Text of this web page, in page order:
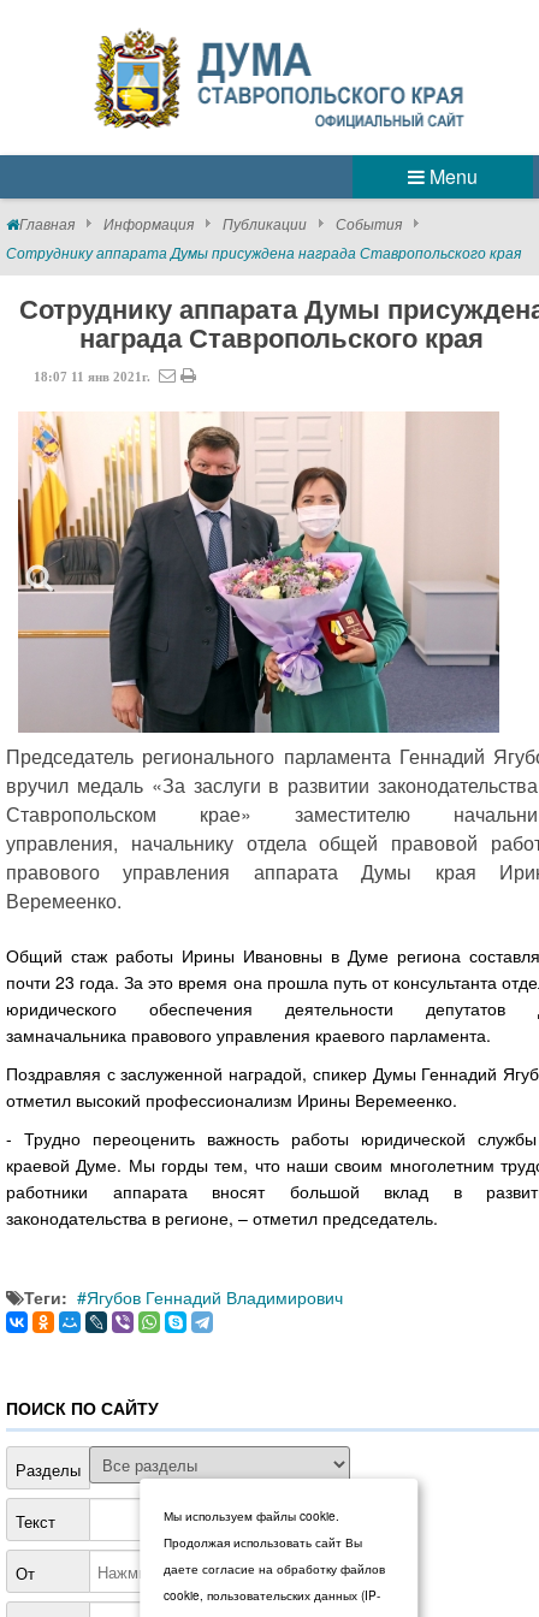
Menu
Главная Информация Публикации
События
Сотруднику аппарата Думы присуждена награда Ставропольского края
Сотруднику аппарата Думы
награда Ставропольского края
18:07 11 янв 2021г.
Председатель регионального парламента Геннадий
вручил медаль «За заслуги в развитии
Ставропольском крае» заместителю
управления, начальнику отдела общей правовой
правового управления аппарата Думы края
Веремеенко.
Общий стаж работы Ирины Ивановны в Думе региона
почти 23 года. За это время она прошла путь от консультанта
юридического обеспечения деятельности депутатов
замначальника правового управления краевого парламента.
Поздравляя с заслуженной наградой, спикер Думы Геннадий
отметил высокий профессионализм Ирины Веремеенко.
- Трудно переоценить важность работы юридической
краевой Думе. Мы горды тем, что наши своим многолетним
работники аппарата вносят большой вклад в
законодательства в регионе, – отметил председатель.
Теги: Ягубов Геннадий Владимирович
ПОИСК ПО САЙТУ
Разделы
Текст
От
Мы используем файлы cookie.
Продолжая использовать сайт Вы
даете согласие на обработку файлов
cookie, пользовательских данных (IP-